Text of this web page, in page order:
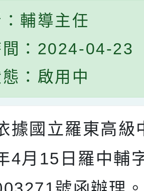
輔導主任
間：2024-04-23
：啟用中
據國立羅東高級
4月15日羅中輔